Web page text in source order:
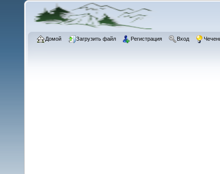
Домой Загрузить файл Регистрация Вход